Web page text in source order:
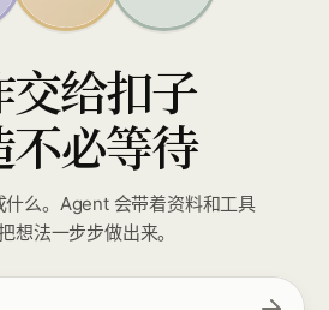
交给扣子
必等待
什么。Agent 会带着资料和工具
想法一步步做出来。